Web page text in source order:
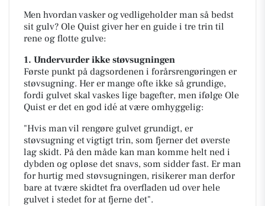
Men hvordan vasker og vedligeholder man så bedst
sit gulv? Ole Quist giver her en guide i tre trin til
rene og flotte gulve:
1. Undervurder ikke støvsugningen
Første punkt på dagsordenen i forårsrengøringen er
støvsugning. Her er mange ofte ikke så grundige,
fordi gulvet skal vaskes lige bagefter, men ifølge Ole
Quist er det en god idé at være omhyggelig:
"Hvis man vil rengøre gulvet grundigt, er
støvsugning et vigtigt trin, som fjerner det øverste
lag skidt. På den måde kan man komme helt ned i
dybden og opløse det snavs, som sidder fast. Er man
for hurtig med støvsugningen, risikerer man derfor
bare at tvære skidtet fra overfladen ud over hele
gulvet i stedet for at fjerne det".